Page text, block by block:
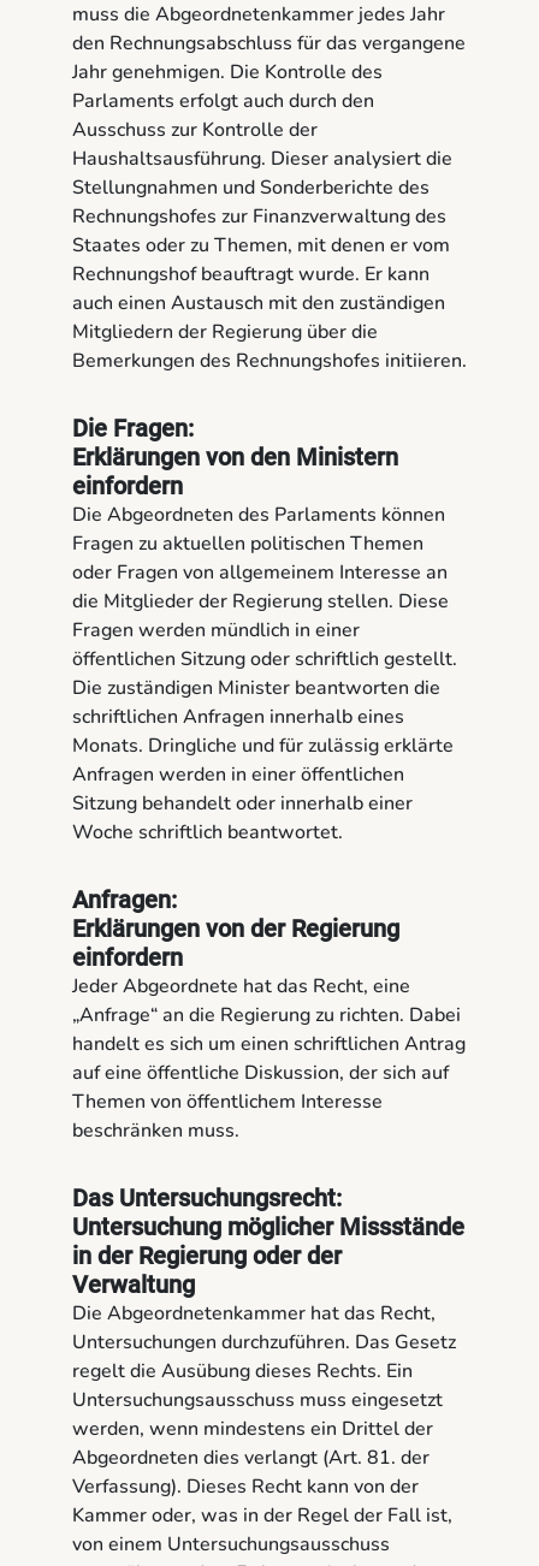
muss die Abgeordnetenkammer jedes Jahr
den Rechnungsabschluss für das vergangene
Jahr genehmigen. Die Kontrolle des
Parlaments erfolgt auch durch den
Ausschuss zur Kontrolle der
Haushaltsausführung. Dieser analysiert die
Stellungnahmen und Sonderberichte des
Rechnungshofes zur Finanzverwaltung des
Staates oder zu Themen, mit denen er vom
Rechnungshof beauftragt wurde. Er kann
auch einen Austausch mit den zuständigen
Mitgliedern der Regierung über die
Bemerkungen des Rechnungshofes initiieren.
Die Fragen:
Erklärungen von den Ministern
einfordern
Die Abgeordneten des Parlaments können
Fragen zu aktuellen politischen Themen
oder Fragen von allgemeinem Interesse an
die Mitglieder der Regierung stellen. Diese
Fragen werden mündlich in einer
öffentlichen Sitzung oder schriftlich gestellt.
Die zuständigen Minister beantworten die
schriftlichen Anfragen innerhalb eines
Monats. Dringliche und für zulässig erklärte
Anfragen werden in einer öffentlichen
Sitzung behandelt oder innerhalb einer
Woche schriftlich beantwortet.
Anfragen:
Erklärungen von der Regierung
einfordern
Jeder Abgeordnete hat das Recht, eine
„Anfrage“ an die Regierung zu richten. Dabei
handelt es sich um einen schriftlichen Antrag
auf eine öffentliche Diskussion, der sich auf
Themen von öffentlichem Interesse
beschränken muss.
Das Untersuchungsrecht:
Untersuchung möglicher Missstände
in der Regierung oder der
Verwaltung
Die Abgeordnetenkammer hat das Recht,
Untersuchungen durchzuführen. Das Gesetz
regelt die Ausübung dieses Rechts. Ein
Untersuchungsausschuss muss eingesetzt
werden, wenn mindestens ein Drittel der
Abgeordneten dies verlangt (Art. 81. der
Verfassung). Dieses Recht kann von der
Kammer oder, was in der Regel der Fall ist,
von einem Untersuchungsausschuss